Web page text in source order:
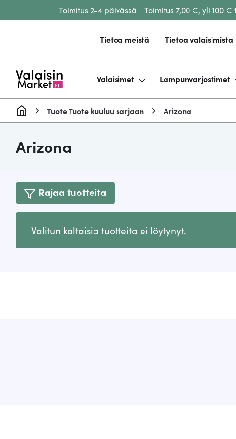
Toimitus 2-4 päivässä Toimitus 7,00 €, yli 100
Tietoa meistä Tietoa valaisimista
Valaisimet Lampunvarjostimet
Tuote Tuote kuuluu sarjaan Arizona
Arizona
Rajaa tuotteita
Valitun kaltaisia tuotteita ei löytynyt.